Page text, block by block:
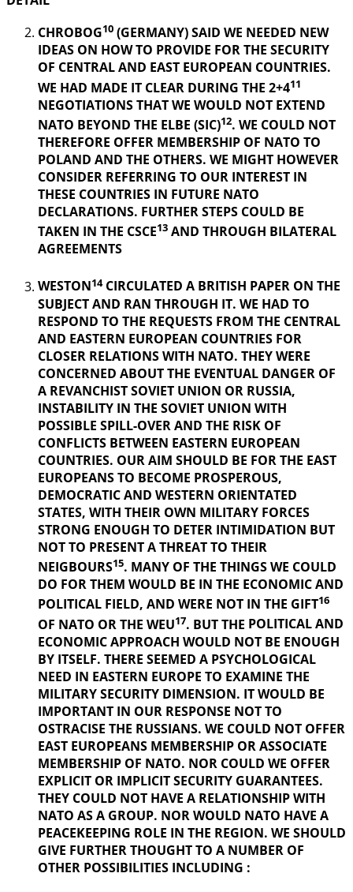
CHROBOG10 (GERMANY) SAID WE NEEDED NEW
IDEAS ON HOW TO PROVIDE FOR THE SECURITY
OF CENTRAL AND EAST EUROPEAN COUNTRIES.
WE HAD MADE IT CLEAR DURING THE 2+411
NEGOTIATIONS THAT WE WOULD NOT EXTEND
NATO BEYOND THE ELBE (SIC)12. WE COULD NOT
THEREFORE OFFER MEMBERSHIP OF NATO TO
POLAND AND THE OTHERS. WE MIGHT HOWEVER
CONSIDER REFERRING TO OUR INTEREST IN
THESE COUNTRIES IN FUTURE NATO
DECLARATIONS. FURTHER STEPS COULD BE
TAKEN IN THE CSCE13 AND THROUGH BILATERAL
AGREEMENTS
WESTON14CIRCULATED A BRITISH PAPER ON THE
SUBJECT AND RAN THROUGH IT. WE HAD TO
RESPOND TO THE REQUESTS FROM THE CENTRAL
AND EASTERN EUROPEAN COUNTRIES FOR
CLOSER RELATIONS WITH NATO. THEY WERE
CONCERNED ABOUT THE EVENTUAL DANGER OF
A REVANCHISTSOVIET UNION OR RUSSIA,
INSTABILITY IN THE SOVIET UNION WITH
POSSIBLE SPILL-OVER AND THE RISK OF
CONFLICTS BETWEEN EASTERN EUROPEAN
COUNTRIES. OUR AIM SHOULD BE FOR THE EAST
EUROPEANS TO BECOME PROSPEROUS,
DEMOCRATIC AND WESTERN ORIENTATED
STATES, WITH THEIR OWN MILITARY FORCES
STRONG ENOUGH TO DETER INTIMIDATION BUT
NOT TO PRESENT A THREAT TO THEIR
NEIGBOURS15. MANY OF THE THINGSWE COULD
DO FOR THEM WOULD BE IN THE ECONOMIC AND
POLITICAL FIELD, AND WERE NOT IN THE GIFT16
OF NATO OR THE WEU17. BUT THE POLITICAL AND
ECONOMIC APPROACH WOULD NOT BE ENOUGH
BY ITSELF. THERE SEEMED A PSYCHOLOGICAL
NEED IN EASTERN EUROPE TO EXAMINE THE
MILITARY SECURITY DIMENSION. IT WOULD BE
IMPORTANT IN OUR RESPONSE NOT TO
OSTRACISE THE RUSSIANS. WE COULD NOT OFFER
EAST EUROPEANS MEMBERSHIP OR ASSOCIATE
MEMBERSHIP OF NATO. NOR COULD WE OFFER
EXPLICIT OR IMPLICIT SECURITY GUARANTEES.
THEY COULD NOT HAVE A RELATIONSHIP WITH
NATO AS A GROUP. NOR WOULD NATO HAVE A
PEACEKEEPING ROLE IN THE REGION. WE SHOULD
GIVE FURTHERTHOUGHT TO A NUMBER OF
OTHER POSSIBILITIES INCLUDING :